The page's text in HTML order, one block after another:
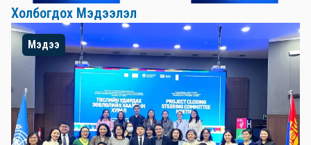
Холбогдох Мэдээлэл
Мэдээ